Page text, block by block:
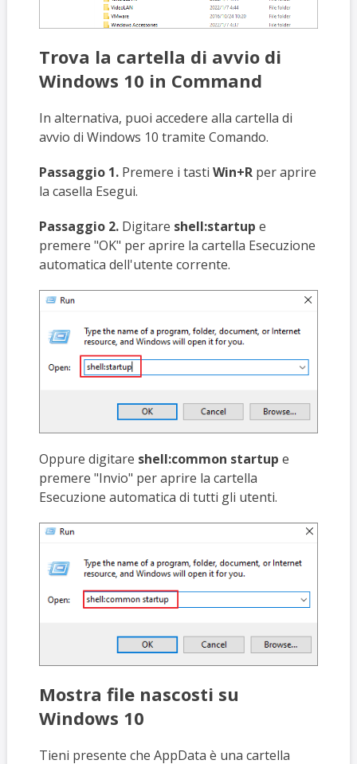
Trova la cartella di avvio di
Windows 10 in Command
In alternativa, puoi accedere alla cartella di
avvio di Windows 10 tramite Comando.
Passaggio 1.Premere i tasti Win+Rper aprire
la casella Esegui.
Passaggio 2.Digitare shell:startup e
premere "OK" per aprire la cartella Esecuzione
automatica dell'utente corrente.
Oppure digitare shell:common startup e
premere "Invio" per aprire la cartella
Esecuzione automatica di tutti gli utenti.
Mostra file nascosti su
Windows 10
Tieni presente che AppData è una cartella